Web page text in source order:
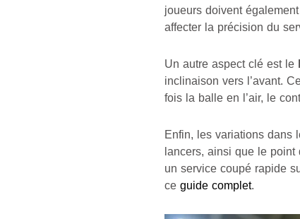
joueurs doivent
affecter la précision du
Un autre aspect clé est le
inclinaison vers l’avant.
fois la balle en l’air, le
Enfin, les variations dans
lancers, ainsi que le
un service coupé rapide
ce guide complet.